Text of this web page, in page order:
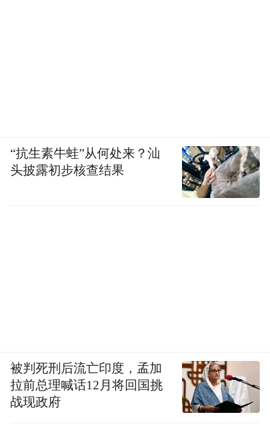
“抗生素牛蛙”从何处来？汕
头披露初步核查结果
被判死刑后流亡印度，孟加
拉前总理喊话12月将回国挑
战现政府